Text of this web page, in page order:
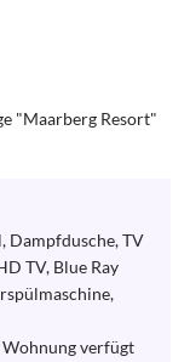
"Maarberg Resort"
Dampfdusche, TV
TV, Blue Ray
Wohnung verfügt